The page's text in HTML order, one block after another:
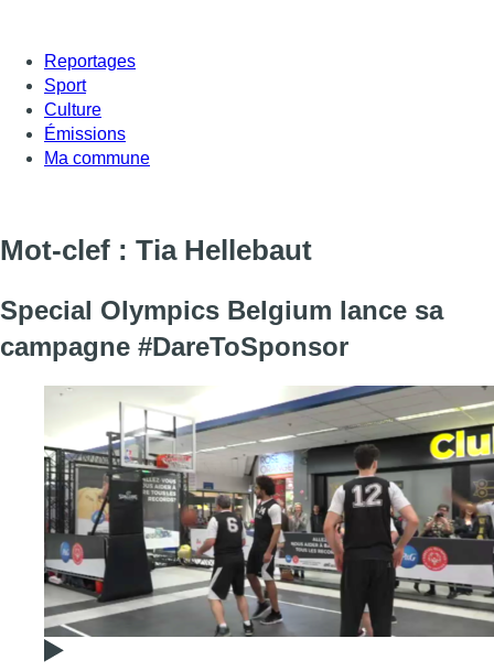
Reportages
Sport
Culture
Émissions
Ma commune
Mot-clef : Tia Hellebaut
Special Olympics Belgium lance sa
campagne #DareToSponsor